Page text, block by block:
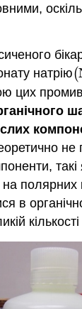
натрію(
(
цих
не
на полярних
в